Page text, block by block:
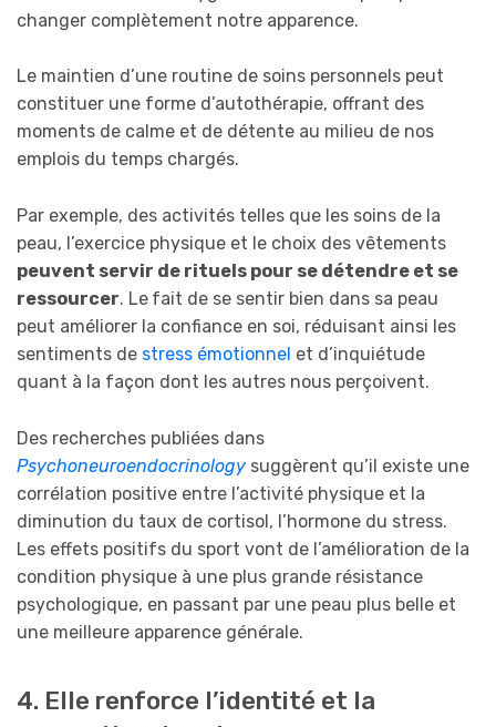
changer complètement notre apparence.
Le maintien d’une routine de soins personnels peut
constituer une forme d’autothérapie, offrant des
moments de calme et de détente au milieu de nos
emplois du temps chargés.
Par exemple, des activités telles que les soins de la
peau, l’exercice physique et le choix des vêtements
peuvent servir de rituels pour se détendre et se
ressourcer. Le fait de se sentir bien dans sa peau
peut améliorer la confiance en soi, réduisant ainsi les
sentiments de stress émotionnel et d’inquiétude
quant à la façon dont les autres nous perçoivent.
Des recherches publiées dans
Psychoneuroendocrinology suggèrent qu’il existe une
corrélation positive entre l’activité physique et la
diminution du taux de cortisol, l’hormone du stress.
Les effets positifs du sport vont de l’amélioration de la
condition physique à une plus grande résistance
psychologique, en passant par une peau plus belle et
une meilleure apparence générale.
4. Elle renforce l’identité et la